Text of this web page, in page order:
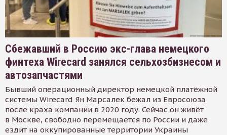
Сбежавший в Россию экс-глава немецкого
финтеха Wirecard занялся сельхозбизнесом и
автозапчастями
Бывший операционный директор немецкой платёжной
системы Wirecard Ян Марсалек бежал из Евросоюза
после краха компании в 2020 году. Сейчас он живёт
в Москве, свободно перемещается по России и даже
ездит на оккупированные территории Украины